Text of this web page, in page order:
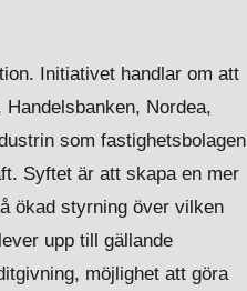
Initiativet handlar om att
Nordea,
som fastighetsbolagen
Syftet är att skapa en mer
ökad styrning över vilken
upp till gällande
möjlighet att göra